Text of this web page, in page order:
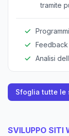
tramite
Analisi
Sfoglia tutte le
SVILUPPO SITI